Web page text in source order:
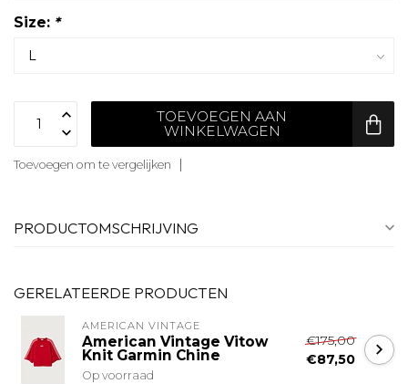
Size: *
TOEVOEGEN AAN
WINKELWAGEN
Toevoegen om te vergelijken
PRODUCTOMSCHRIJVING
GERELATEERDE PRODUCTEN
AMERICAN VINTAGE
American Vintage Vitow
Knit Garmin Chine
Op voorraad
€175,00
€87,50